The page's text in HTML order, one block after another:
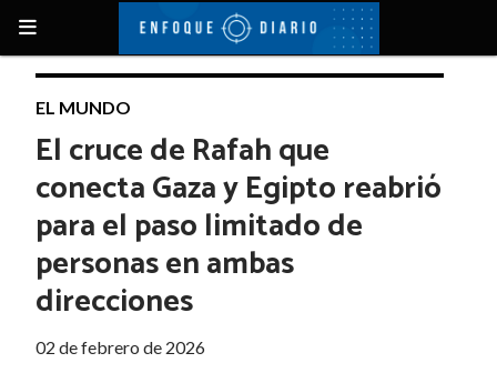
El cruce de Rafah que
conecta Gaza y Egipto reabrió
para el paso limitado de
personas en ambas
direcciones
EL MUNDO
02 de febrero de 2026